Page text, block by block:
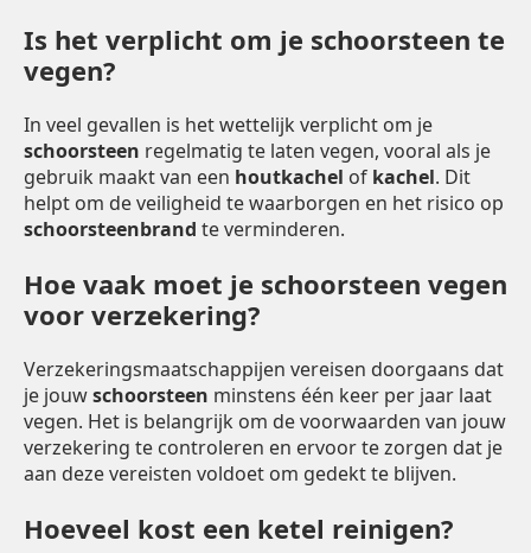
Is het verplicht om je schoorsteen te
vegen?
In veel gevallen is het wettelijk verplicht om je
schoorsteen regelmatig te laten vegen, vooral als je
gebruik maakt van een houtkachel of kachel. Dit
helpt om de veiligheid te waarborgen en het risico op
schoorsteenbrand te verminderen.
Hoe vaak moet je schoorsteen vegen
voor verzekering?
Verzekeringsmaatschappijen vereisen doorgaans dat
je jouwschoorsteen minstens één keer per jaar laat
vegen. Het is belangrijk om de voorwaarden van jouw
verzekering te controleren en ervoor te zorgen dat je
aan deze vereisten voldoet om gedekt te blijven.
Hoeveel kost een ketel reinigen?